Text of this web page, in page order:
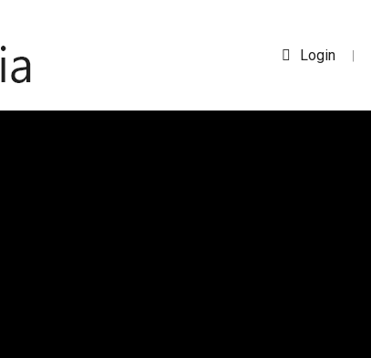
Login |